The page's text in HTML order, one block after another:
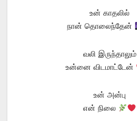
உன் காதலில்
நான் தொலைந்தேன்
வலி இருந்தாலும்
உன்னை விடமாட்டேன்
உன் அன்பு
என் நிலை